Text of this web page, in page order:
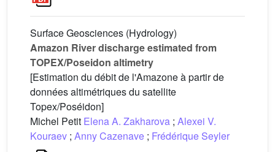
Surface Geosciences (Hydrology)
Amazon River discharge estimated from
TOPEX/Poseidon altimetry
[Estimation du débit de l'Amazone à partir de
données altimétriques du satellite
Topex/Poséidon]
Michel Petit Elena A. Zakharova ; Alexei V.
Kouraev ; Anny Cazenave ; Frédérique Seyler